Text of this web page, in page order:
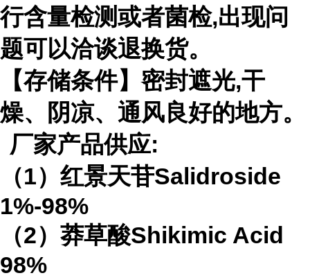
行含量检测或者菌检,出现问
题可以洽谈退换货。
【存储条件】密封遮光,干
燥、阴凉、通风良好的地方。
厂家产品供应:
（1）红景天苷Salidroside
1%-98%
（2）莽草酸Shikimic Acid
98%